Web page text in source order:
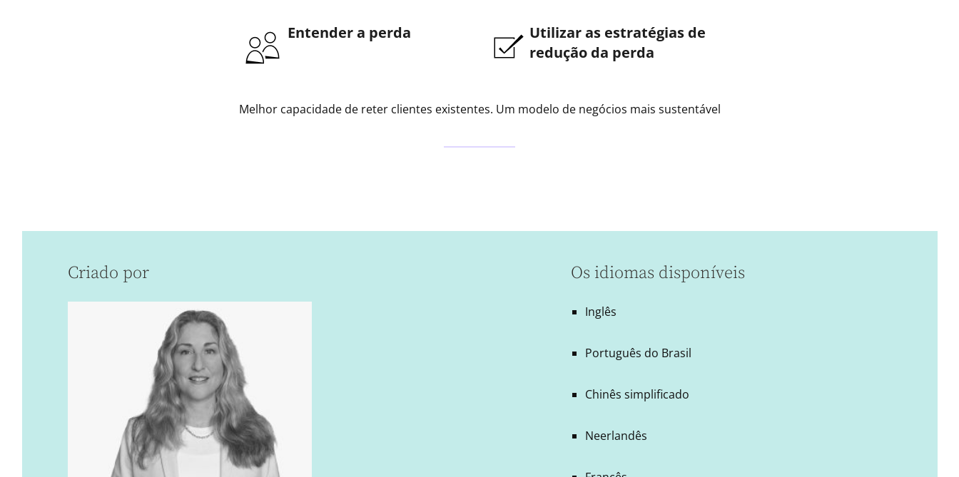
Entender a perda
Utilizar as estratégias de
redução da perda
Melhor capacidade de reter clientes existentes. Um modelo de negócios mais sustentável
Criado por Os idiomas disponíveis
Inglês
Português do Brasil
Chinês simplificado
Neerlandês